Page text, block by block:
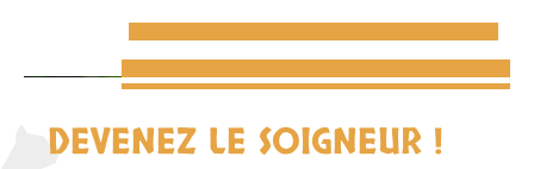
DEVENEZ LE SOIGNEUR !